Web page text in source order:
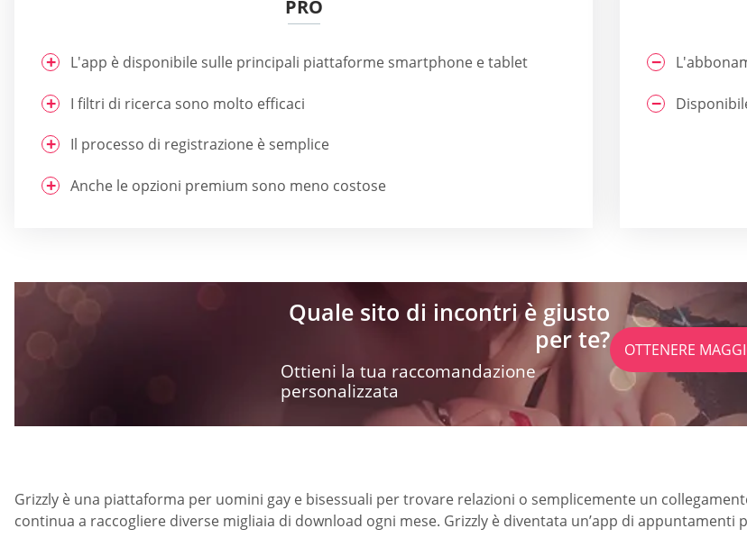
PRO
L'app è disponibile sulle principali piattaforme smartphone e tablet
I filtri di ricerca sono molto efficaci
Il processo di registrazione è semplice
Anche le opzioni premium sono meno costose
Quale sito di incontri è giusto
per te?
Ottieni la tua raccomandazione
personalizzata
OTTENERE
Grizzly è una piattaforma per uomini gay e bisessuali per trovare relazioni o semplicemente un
continua a raccogliere diverse migliaia di download ogni mese. Grizzly è diventata un’app di